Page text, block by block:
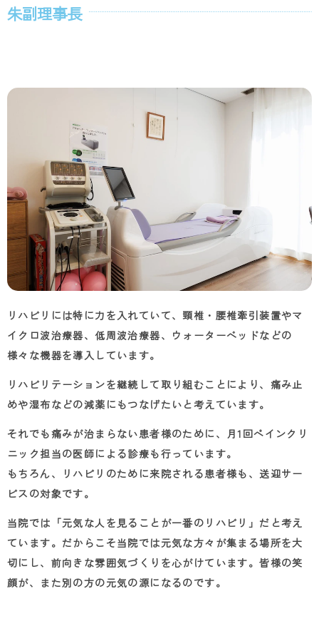
朱副理事長
リハビリには特に力を入れていて、頸椎・腰椎牽引装置やマ
イクロ波治療器、低周波治療器、ウォーターベッドなどの
様々な機器を導入しています。
リハビリテーションを継続して取り組むことにより、痛み止
めや湿布などの減薬にもつなげたいと考えています。
それでも痛みが治まらない患者様のために、月1 回ペインクリ
ニック担当の医師による診療も行っています。
もちろん、リハビリのために来院される患者様も、送迎サー
ビスの対象です。
当院では「元気な人を見ることが一番のリハビリ」だと考え
ています。だからこそ当院では元気な方々が集まる場所を大
切にし、前向きな雰囲気づくりを心がけています。皆様の笑
顔が、また別の方の元気の源になるのです。